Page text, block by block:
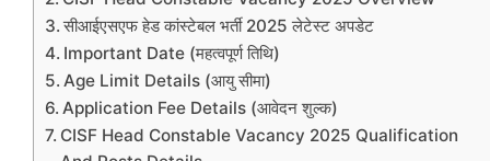
सीआईएसएफ हेड कांस्टेबल भर्ती 2025 लेटेस्ट अपडेट
Important Date (महत्वपूर्ण तिथि)
Age Limit Details (आयु सीमा)
Application Fee Details (आवेदन शुल्क)
CISF Head Constable Vacancy 2025 Qualification